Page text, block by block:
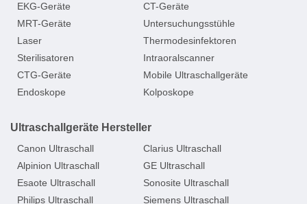
EKG-Geräte
CT-Geräte
MRT-Geräte
Untersuchungsstühle
Laser
Thermodesinfektoren
Sterilisatoren
Intraoralscanner
CTG-Geräte
Mobile Ultraschallgeräte
Endoskope
Kolposkope
Ultraschallgeräte Hersteller
Canon Ultraschall
Clarius Ultraschall
Alpinion Ultraschall
GE Ultraschall
Esaote Ultraschall
Sonosite Ultraschall
Philips Ultraschall
Siemens Ultraschall